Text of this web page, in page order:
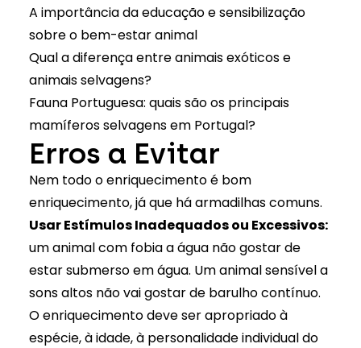
A importância da educação e sensibilização
sobre o bem-estar animal
Qual a diferença entre animais exóticos e
animais selvagens?
Fauna Portuguesa: quais são os principais
mamíferos selvagens em Portugal?
Erros a Evitar
Nem todo o enriquecimento é bom
enriquecimento, já que há armadilhas comuns.
Usar Estímulos Inadequados ou Excessivos:
um animal com fobia a água não gostar de
estar submerso em água. Um animal sensível a
sons altos não vai gostar de barulho contínuo.
O enriquecimento deve ser apropriado à
espécie, à idade, à personalidade individual do